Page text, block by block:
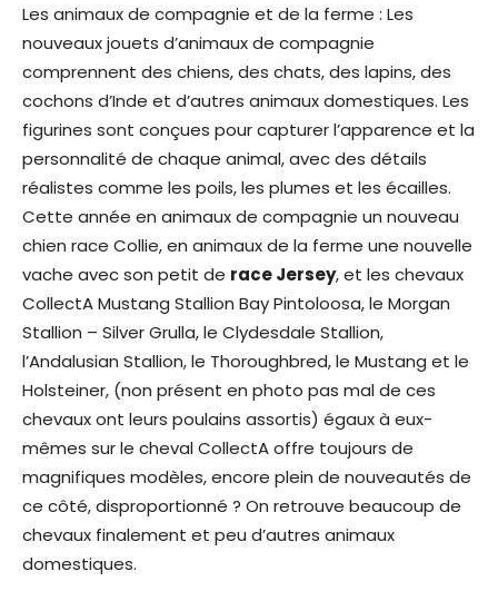
Les animaux de compagnie et de la ferme : Les
nouveaux jouets d’animaux de compagnie
comprennent des chiens, des chats, des lapins, des
cochons d’Inde et d’autres animaux domestiques. Les
figurines sont conçues pour capturer l’apparence et la
personnalité de chaque animal, avec des détails
réalistes comme les poils, les plumes et les écailles.
Cette année en animaux de compagnie un nouveau
chien race Collie, en animaux de la ferme une nouvelle
vache avec son petit de race Jersey, et les chevaux
CollectA Mustang Stallion Bay Pintoloosa, le Morgan
Stallion – Silver Grulla, le Clydesdale Stallion,
l’Andalusian Stallion, le Thoroughbred, le Mustang et le
Holsteiner, (non présent en photo pas mal de ces
chevaux ont leurs poulains assortis) égaux à eux-
mêmes sur le cheval CollectA offre toujours de
magnifiques modèles, encore plein de nouveautés de
ce côté, disproportionné ? On retrouve beaucoup de
chevaux finalement et peu d’autres animaux
domestiques.